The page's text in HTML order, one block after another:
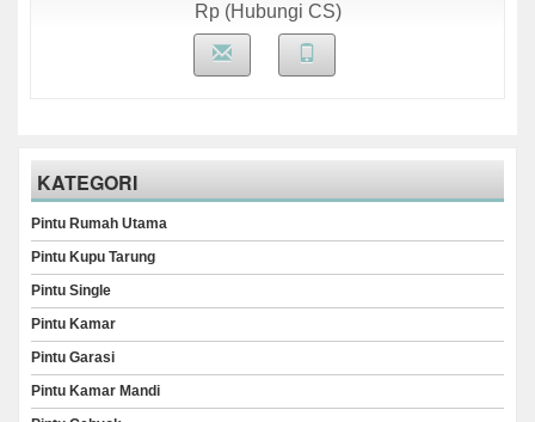
Rp (Hubungi CS)
KATEGORI
Pintu Rumah Utama
Pintu Kupu Tarung
Pintu Single
Pintu Kamar
Pintu Garasi
Pintu Kamar Mandi